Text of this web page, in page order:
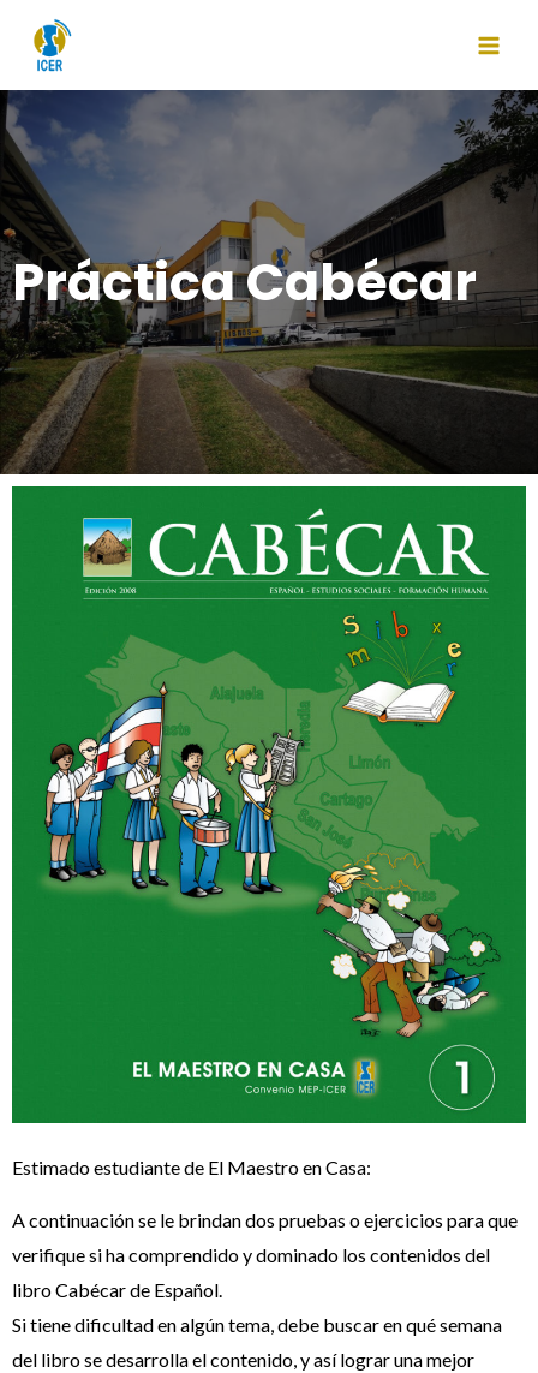
Práctica Cabécar
Estimado estudiante de El Maestro en Casa:
A continuación se le brindan dos pruebas o ejercicios para que
verifique si ha comprendido y dominado los contenidos del
libro Cabécar de Español.
Si tiene dificultad en algún tema, debe buscar en qué semana
del libro se desarrolla el contenido, y así lograr una mejor